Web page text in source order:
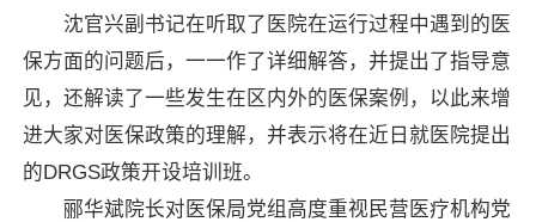
沈官兴副书记在听取了医院在运行过程中遇到的医
保方面的问题后，一一作了详细解答，并提出了指导意
见，还解读了一些发生在区内外的医保案例，以此来增
进大家对医保政策的理解，并表示将在近日就医院提出
的DRGS政策开设培训班。
郦华斌院长对医保局党组高度重视民营医疗机构党